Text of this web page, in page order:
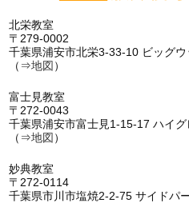
北栄教室
〒279-0002
千葉県浦安市北栄3-33-10 ビッグ
（⇒地図 ）
富士見教室
〒272-0043
千葉県浦安市富士見1-15-17 ハイ
（⇒地図 ）
妙典教室
〒272-0114
千葉県市川市塩焼2-2-75 サイドパ